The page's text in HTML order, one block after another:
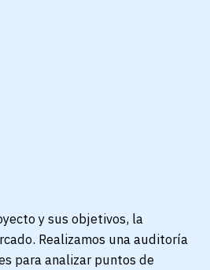
y sus objetivos, la
Realizamos una auditoría
para analizar puntos de